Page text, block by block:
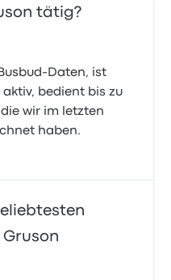
tätig?
Daten, ist
bedient bis zu
wir im letzten
haben.